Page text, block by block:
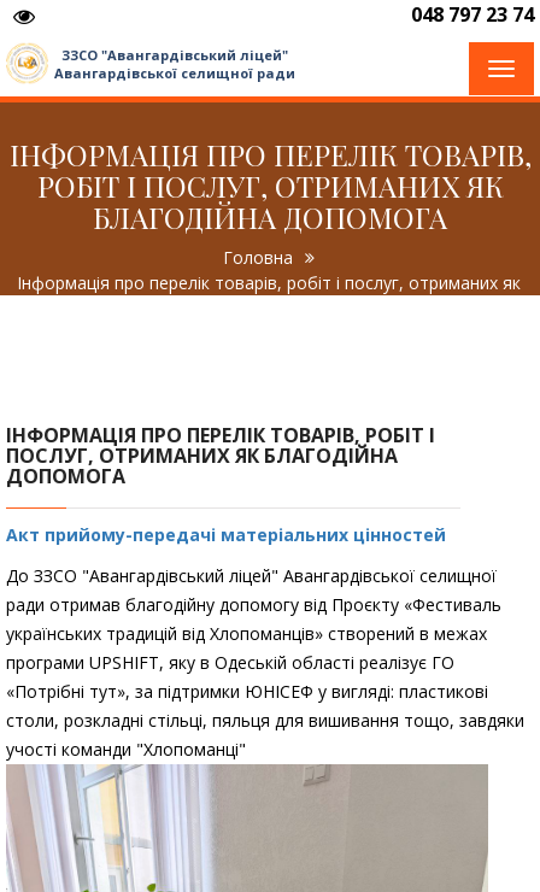
048 797 23 74
ЗЗСО "Авангардівський ліцей"
Авангардівської селищної ради
ІНФОРМАЦІЯ ПРО ПЕРЕЛІК ТОВАРІВ,
РОБІТ І ПОСЛУГ, ОТРИМАНИХ ЯК
БЛАГОДІЙНА ДОПОМОГА
Головна
Інформація про перелік товарів, робіт і послуг, отриманих як
ІНФОРМАЦІЯ ПРО ПЕРЕЛІК ТОВАРІВ, РОБІТ І
ПОСЛУГ, ОТРИМАНИХ ЯК БЛАГОДІЙНА
ДОПОМОГА
Акт прийому-передачі матеріальних цінностей
До ЗЗСО "Авангардівський ліцей" Авангардівської селищної
ради отримав благодійну допомогу від Проєкту «Фестиваль
українських традицій від Хлопоманців» створений в межах
програми UPSHIFT, яку в Одеській області реалізує ГО
«Потрібні тут», за підтримки ЮНІСЕФ у вигляді: пластикові
столи, розкладні стільці, пяльця для вишивання тощо, завдяки
учості команди "Хлопоманці"